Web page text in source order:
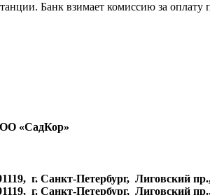
Банк взимает комиссию за
«СадКор»
г. Санкт-Петербург, Лиговский
г. Санкт-Петербург, Лиговский